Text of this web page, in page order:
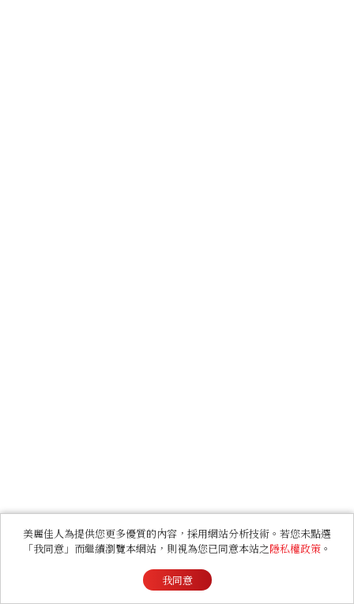
美麗佳人為提供您更多優質的內容，採用網站分析技術。若您未點選
「我同意」而繼續瀏覽本網站，則視為您已同意本站之隱私權政策 。
我同意